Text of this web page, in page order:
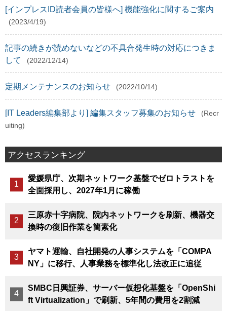
[インプレスID読者会員の皆様へ] 機能強化に関するご案内
(2023/4/19)
記事の続きが読めないなどの不具合発生時の対応につきま
して
(2022/12/14)
定期メンテナンスのお知らせ (2022/10/14)
[IT Leaders編集部より] 編集スタッフ募集のお知らせ
(Recr
uiting)
アクセスランキング
愛媛県庁、次期ネットワーク基盤でゼロトラストを
全面採用し、2027年1月に稼働
三原赤十字病院、院内ネットワークを刷新、機器交
換時の復旧作業を簡素化
ヤマト運輸、自社開発の人事システムを「COMPA
NY」に移行、人事業務を標準化し法改正に追従
SMBC日興証券、サーバー仮想化基盤を「OpenShi
ft Virtualization」で刷新、5年間の費用を2割減